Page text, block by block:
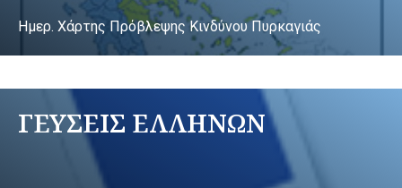
Ημερ. Χάρτης Πρόβλεψης Κινδύνου Πυρκαγιάς
ΓΕΥΣΕΙΣ ΕΛΛΗΝΩΝ